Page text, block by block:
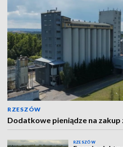
RZESZÓW
Dodatkowe pieniądze na
RZESZÓW